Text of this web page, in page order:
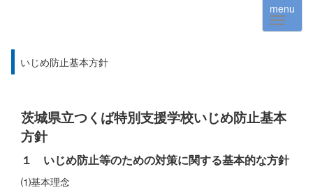
menu
いじめ防止基本方針
茨城県立つくば特別支援学校いじめ防止基本
方針
１ いじめ防止等のための対策に関する基本的な方針
⑴基本理念